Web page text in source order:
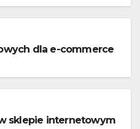
dla e-commerce
sklepie internetowym